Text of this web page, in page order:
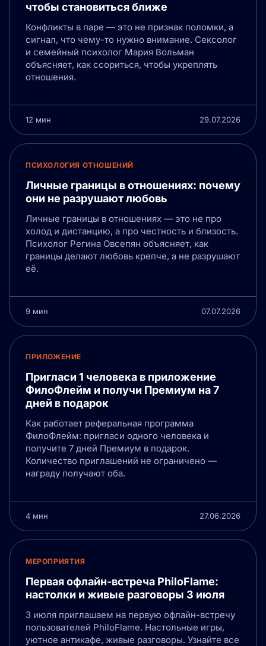
чтобы становиться ближе
Конфликты в паре — это не признак поломки, а
сигнал, что чему-то нужно внимание. Сексолог
и семейный психолог Мария Вольман
объясняет, как ссориться, чтобы укреплять
отношения.
12 мин 29.07.2026
ПСИХОЛОГИЯ ОТНОШЕНИЙ
Личные границы в отношениях: почему
они не разрушают любовь
Личные границы в отношениях — это не про
холод и дистанцию, а про честность и близость.
Психолог Регина Овсепян объясняет, как
границы делают любовь крепче, а не разрушают
её.
9 мин 07.07.2026
ПРИЛОЖЕНИЕ
Пригласи 1 человека в приложение
ФилоФлейм и получи Премиум на 7
дней в подарок
Как работает реферальная программа
ФилоФлейм: пригласи одного человека и
получите 7 дней Премиум в подарок.
Количество приглашений не ограничено —
награду получают оба.
4 мин 27.06.2026
МЕРОПРИЯТИЯ
Первая офлайн-встреча PhiloFlame:
настолки и живые разговоры 3 июля
3 июля приглашаем на первую офлайн-встречу
пользователей PhiloFlame. Настольные игры,
уютное антикафе, живые разговоры. Узнайте все